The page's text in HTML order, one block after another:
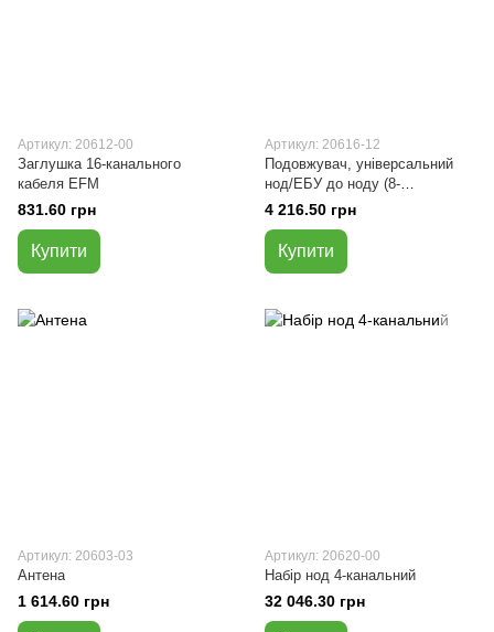
Артикул: 20612-00
Заглушка 16-канального
кабеля EFM
831.60 грн
Купити
Артикул: 20616-12
Подовжувач, універсальний
нод/ЕБУ до ноду (8-
контактний), 12 '
4 216.50 грн
Купити
Артикул: 20603-03
Антена
1 614.60 грн
Артикул: 20620-00
Набір нод 4-канальний
32 046.30 грн